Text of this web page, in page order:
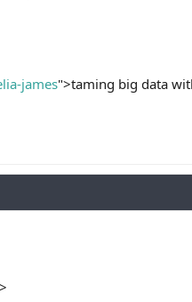
james">taming big data